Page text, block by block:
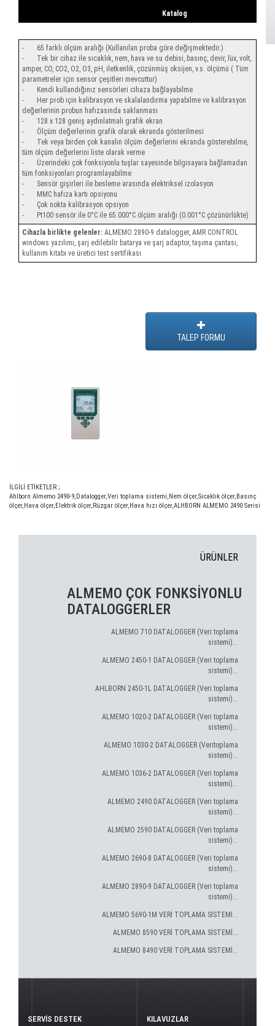
Katalog
- 65 farklı ölçüm aralığı (Kullanılan proba göre değişmektedir.)
- Tek bir cihaz ile sıcaklık, nem, hava ve su debisi, basınç, devir, lüx, volt,
amper, CO, CO2, O2, O3, pH, iletkenlik, çözünmüş oksijen, v.s. ölçümü ( Tüm
parametreler için sensor çeşitleri mevcuttur)
- Kendi kullandığınız sensörleri cihaza bağlayabilme
- Her prob için kalibrasyon ve skalalandırma yapabilme ve kalibrasyon
değerlerinin probun hafızasında saklanması
- 128 x 128 geniş aydınlatmalı grafik ekran
- Ölçüm değerlerinin grafik olarak ekranda gösterilmesi
- Tek veya birden çok kanalın ölçüm değerlerini ekranda gösterebilme,
tüm ölçüm değerlerini liste olarak verme
- Üzerindeki çok fonksiyonlu tuşlar sayesinde bilgisayara bağlamadan
tüm fonksiyonları programlayabilme
- Sensör gişirleri ile besleme arasında elektriksel izolasyon
- MMC hafıza kartı opsiyonu
- Çok nokta kalibrasyon opsiyon
- Pt100 sensör ile 0°C ile 65.000°C ölçüm aralığı (0.001°C çözünürlükte)
Cihazla birlikte gelenler: ALMEMO 2890-9 datalogger, AMR CONTROL
windows yazılımı, şarj edilebilir batarya ve şarj adaptor, taşıma çantası,
kullanım kitabı ve üretici test sertifikası.
TALEP FORMU
İLGİLİ ETİKETLER ;
Ahlborn Almemo 2490-9,Datalogger,Veri toplama sistemi,Nem ölçer,Sıcaklık ölçer,Basınç
ölçer,Hava ölçer,Elektrik ölçer,Rüzgar ölçer,Hava hızı ölçer,ALHBORN ALMEMO 2490 Serisi
ÜRÜNLER
ALMEMO ÇOK FONKSİYONLU
DATALOGGERLER
ALMEMO 710 DATALOGGER (Veri toplama
sistemi)...
ALMEMO 2450-1 DATALOGGER (Veri toplama
sistemi)...
AHLBORN 2450-1L DATALOGGER (Veri toplama
sistemi)...
ALMEMO 1020-2 DATALOGGER (Veri toplama
sistemi)...
ALMEMO 1030-2 DATALOGGER (Veritoplama
sistemi)...
ALMEMO 1036-2 DATALOGGER (Veri toplama
sistemi)...
ALMEMO 2490 DATALOGGER (Veri toplama
sistemi)...
ALMEMO 2590 DATALOGGER (Veri toplama
sistemi)...
ALMEMO 2690-8 DATALOGGER (Veri toplama
sistemi)...
ALMEMO 2890-9 DATALOGGER (Veri toplama
sistemi)...
ALMEMO 5690-1M VERİ TOPLAMA SİSTEMİ...
ALMEMO 8590 VERİ TOPLAMA SİSTEMİ...
ALMEMO 8490 VERİ TOPLAMA SİSTEMİ...
SERVİS DESTEK KILAVUZLAR